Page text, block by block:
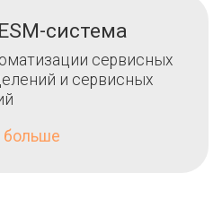
система
сервисных
и сервисных
больше